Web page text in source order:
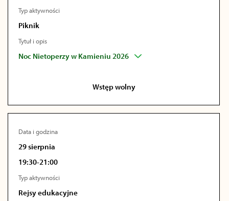
Typ aktywności
Piknik
Tytuł i opis
Noc Nietoperzy w Kamieniu 2026
Wstęp wolny
Data i godzina
29 sierpnia
19:30-21:00
Typ aktywności
Rejsy edukacyjne